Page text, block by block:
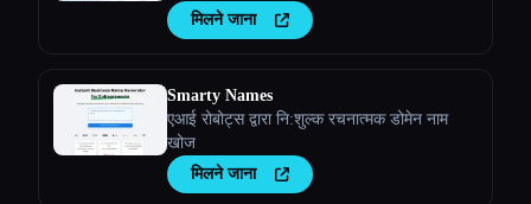
मिलने जाना
Smarty Names
एआई रोबोट्स द्वारा नि:शुल्क रचनात्मक डोमेन नाम
खोज
मिलने जाना